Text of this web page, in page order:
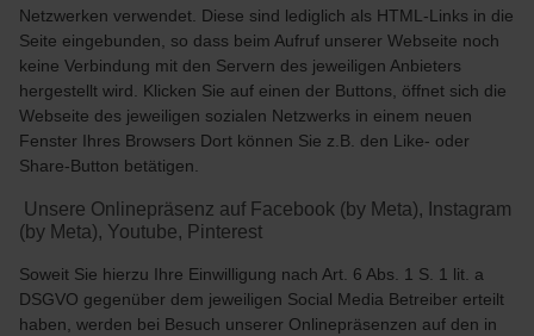
Netzwerken verwendet. Diese sind lediglich als HTML-Links in die
Seite eingebunden, so dass beim Aufruf unserer Webseite noch
keine Verbindung mit den Servern des jeweiligen Anbieters
hergestellt wird. Klicken Sie auf einen der Buttons, öffnet sich die
Webseite des jeweiligen sozialen Netzwerks in einem neuen
Fenster Ihres Browsers Dort können Sie z.B. den Like- oder
Share-Button betätigen.
Unsere Onlinepräsenz auf Facebook (by Meta), Instagram
(by Meta), Youtube, Pinterest
Soweit Sie hierzu Ihre Einwilligung nach Art. 6 Abs. 1 S. 1 lit. a
DSGVO gegenüber dem jeweiligen Social Media Betreiber erteilt
haben, werden bei Besuch unserer Onlinepräsenzen auf den in